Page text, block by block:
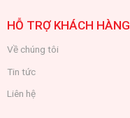
HỖ TRỢ KHÁCH HÀNG
Về chúng tôi
Tin tức
Liên hệ